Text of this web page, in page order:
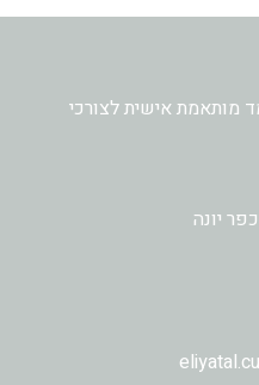
מותאמת אישית לצורכי